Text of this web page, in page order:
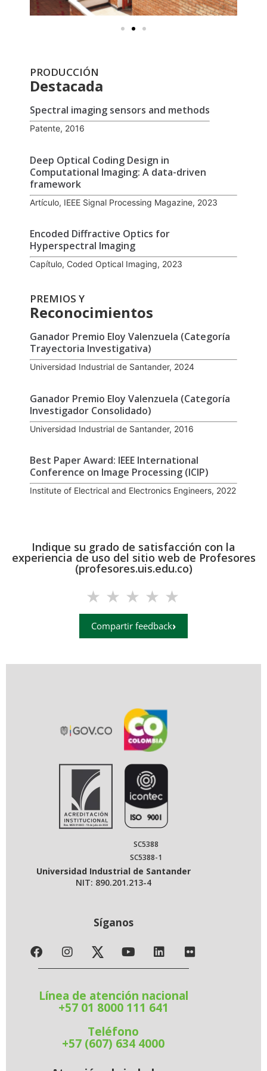
PRODUCCIÓN
Destacada
Spectral imaging sensors and methods
Patente, 2016
Deep Optical Coding Design in
Computational Imaging: A data-driven
framework
Artículo, IEEE Signal Processing Magazine, 2023
Encoded Diffractive Optics for
Hyperspectral Imaging
Capítulo, Coded Optical Imaging, 2023
PREMIOS Y
Reconocimientos
Ganador Premio Eloy Valenzuela (Categoría
Trayectoria Investigativa)
Universidad Industrial de Santander, 2024
Ganador Premio Eloy Valenzuela (Categoría
Investigador Consolidado)
Universidad Industrial de Santander, 2016
Best Paper Award: IEEE International
Conference on Image Processing (ICIP)
Institute of Electrical and Electronics Engineers, 2022
Indique su grado de satisfacción con la
experiencia de uso del sitio web de Profesores
(profesores.uis.edu.co)